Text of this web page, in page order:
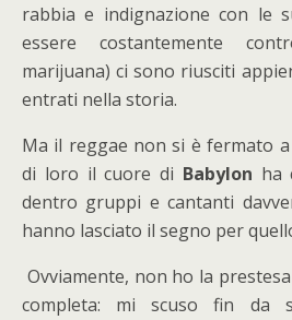
rabbia e indignazione con le
essere costantemente
marijuana) ci sono riusciti
entrati nella storia.
Ma il reggae non si è fermato
di loro il cuore di Babylon ha
dentro gruppi e cantanti
hanno lasciato il segno per
Ovviamente, non ho la
completa: mi scuso fin da